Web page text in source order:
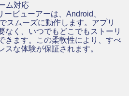
ム対応
ービューアーは、Android、
スムーズに動作します。アプリ
なく、いつでもどこでもストーリ
きます。この柔軟性により、すべ
スな体験が保証されます。